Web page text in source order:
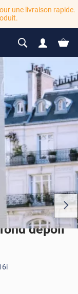
une livraison rapide.
dépoli